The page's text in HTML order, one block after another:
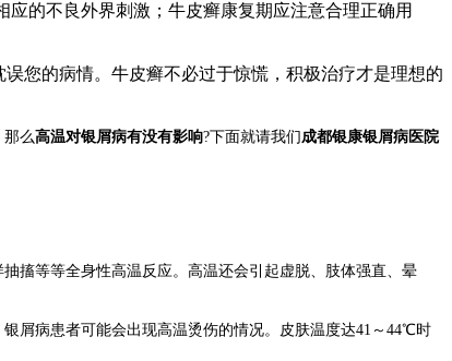
的不良外界刺激；牛皮癣康复期应注意合理正确用
您的病情。牛皮癣不必过于惊慌，积极治疗才是理想的
那么高温对银屑病有没有影响?下面就请我们成都银康银屑病医院
搐等等全身性高温反应。高温还会引起虚脱、肢体强直、晕
屑病患者可能会出现高温烫伤的情况。皮肤温度达41～44℃时